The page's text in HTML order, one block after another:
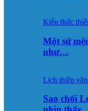
Kiến thức
Một sứ
như…
Lịch thiên
Sao chổi